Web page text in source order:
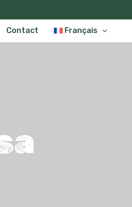
Contact Français